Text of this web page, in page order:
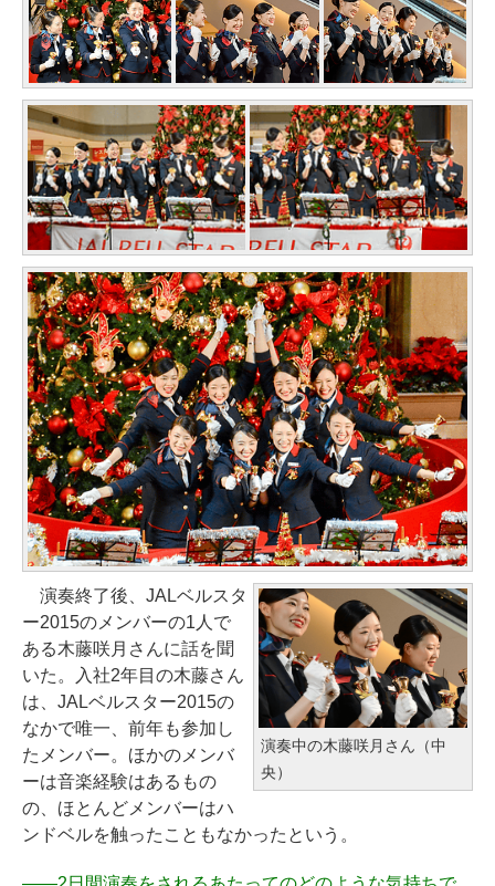
演奏中の木藤咲月さん（中
央）
演奏終了後、JALベルスタ
ー2015のメンバーの1人で
ある木藤咲月さんに話を聞
いた。入社2年目の木藤さん
は、JALベルスター2015の
なかで唯一、前年も参加し
たメンバー。ほかのメンバ
ーは音楽経験はあるもの
の、ほとんどメンバーはハ
ンドベルを触ったこともなかったという。